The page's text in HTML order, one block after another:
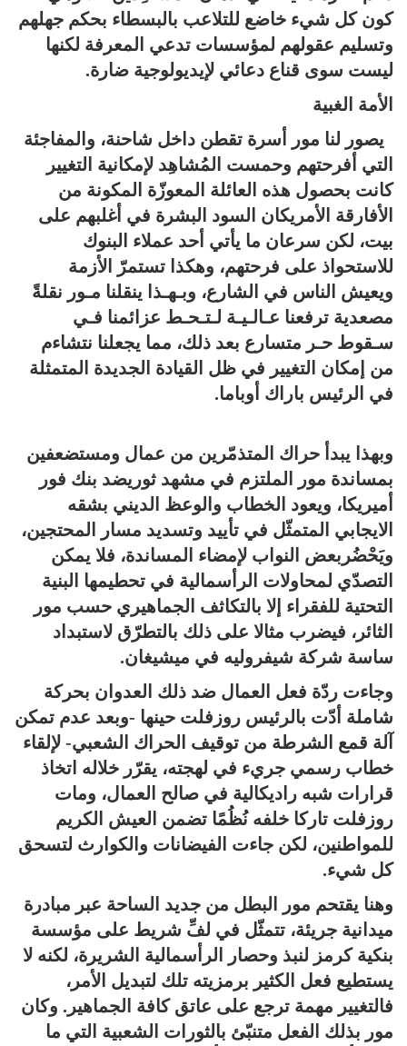
كون كل شيء خاضع للتلاعب بالبسطاء بحكم جهلهم
وتسليم عقولهم لمؤسسات تدعي المعرفة لكنها
ليست سوى قناع دعائي لإيديولوجية ضارة.
الأمة الغبية
يصور لنا مور أسرة تقطن داخل شاحنة، والمفاجئة
التي أفرحتهم وحمست المُشاهِد لإمكانية التغيير
كانت بحصول هذه العائلة المعوزّة المكونة من
الأفارقة الأمريكان السود البشرة في أغلبهم على
بيت، لكن سرعان ما يأتي أحد عملاء البنوك
للاستحواذ على فرحتهم، وهكذا تستمرّ الأزمة
ويعيش الناس في الشارع، وبـهـذا ينقلنا مـور نقلةً
مصعدية ترفعنا عـالـيـة لـتـحـط عزائمنا فـي
سـقوط حـر متسارع بعد ذلك، مما يجعلنا نتشاءم
من إمكان التغيير في ظل القيادة الجديدة المتمثلة
في الرئيس باراك أوباما.
وبهذا يبدأ حراك المتذمّرين من عمال ومستضعفين
بمساندة مور الملتزم في مشهد ثوريضد بنك فور
أميريكا، ويعود الخطاب والوعظ الديني بشقه
الايجابي المتمثّل في تأييد وتسديد مسار المحتجين،
ويَحْضُر بعض النواب لإمضاء المساندة، فلا يمكن
التصدّي لمحاولات الرأسمالية في تحطيمها البنية
التحتية للفقراء إلا بالتكاثف الجماهيري حسب مور
الثائر، فيضرب مثالا على ذلك بالتطرّق لاستبداد
ساسة شركة شيفروليه في ميشيغان.
وجاءت ردّة فعل العمال ضد ذلك العدوان بحركة
شاملة أدّت بالرئيس روزفلت حينها -وبعد عدم تمكن
آلة قمع الشرطة من توقيف الحراك الشعبي- لإلقاء
خطاب رسمي جريء في لهجته، يقرّر خلاله اتخاذ
قرارات شبه راديكالية في صالح العمال، ومات
روزفلت تاركا خلفه نُظُمًا تضمن العيش الكريم
للمواطنين، لكن جاءت الفيضانات والكوارث لتسحق
كل شيء.
وهنا يقتحم مور البطل من جديد الساحة عبر مبادرة
ميدانية جريئة، تتمثّل في لفِّ شريط على مؤسسة
بنكية كرمز لنبذ وحصار الرأسمالية الشريرة، لكنه لا
يستطيع فعل الكثير برمزيته تلك لتبديل الأمر،
فالتغيير مهمة ترجع على عاتق كافة الجماهير. وكان
مور بذلك الفعل متنبّئ بالثورات الشعبية التي ما